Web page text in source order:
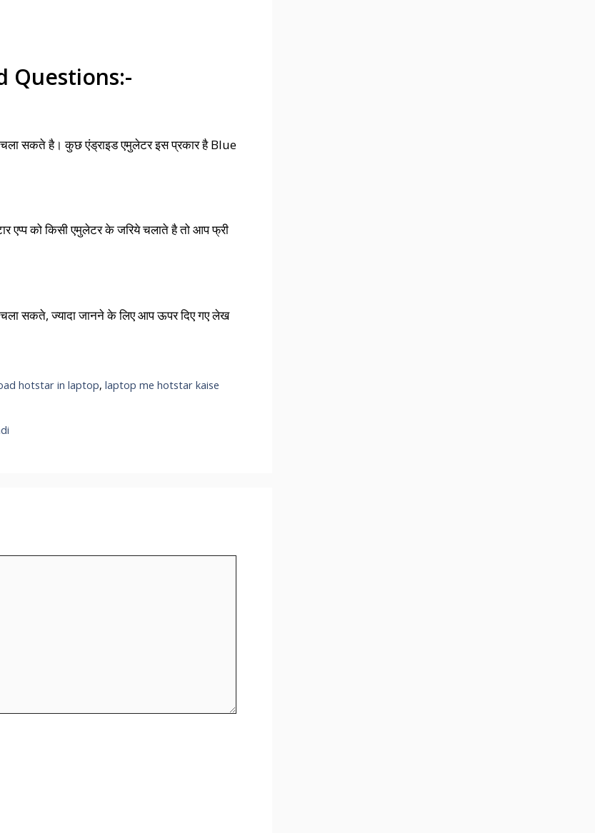
Questions:-
सकते है। कुछ एंड्राइड एमुलेटर इस प्रकार है Blue
एप्प को किसी एमुलेटर के जरिये चलाते है तो आप फ्री
चला सकते, ज्यादा जानने के लिए आप ऊपर दिए गए लेख
hotstar in laptop,laptop me hotstar kaise